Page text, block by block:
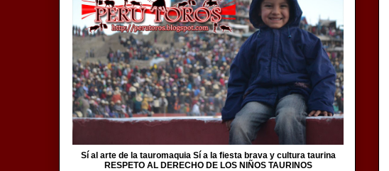
Sí al arte de la tauromaquia Sí a la fiesta brava y cultura taurina
RESPETO AL DERECHO DE LOS NIÑOS TAURINOS